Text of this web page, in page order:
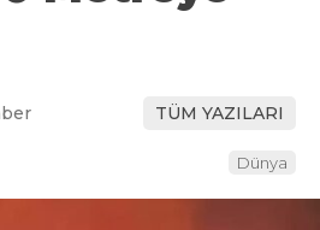
TÜM YAZILARI
Dünya